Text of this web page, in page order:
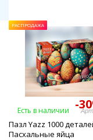
РАСПРОДАЖА
-
Есть в наличии
Пазл Yazz 1000
Пасхальные яйца